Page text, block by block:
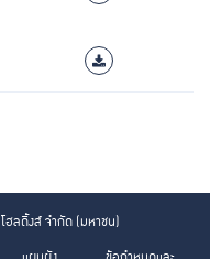
ลดิ้งส์ จำกัด (มหาชน)